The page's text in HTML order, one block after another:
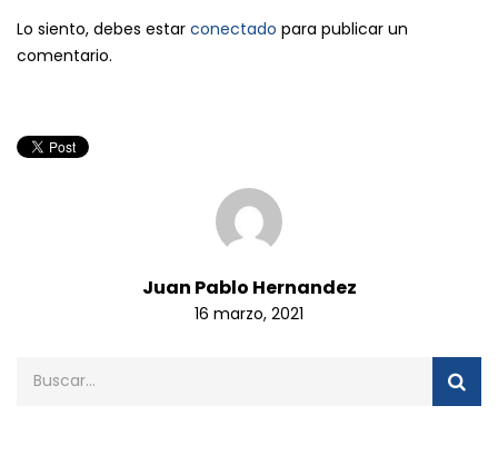
Lo siento, debes estar conectado para publicar un
comentario.
Juan Pablo Hernandez
16 marzo, 2021